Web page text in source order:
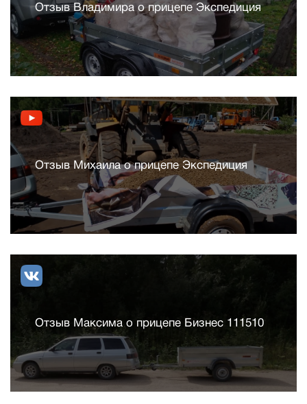
Отзыв Владимира о прицепе Экспедиция
Отзыв Михаила о прицепе Экспедиция
Отзыв Максима о прицепе Бизнес 111510